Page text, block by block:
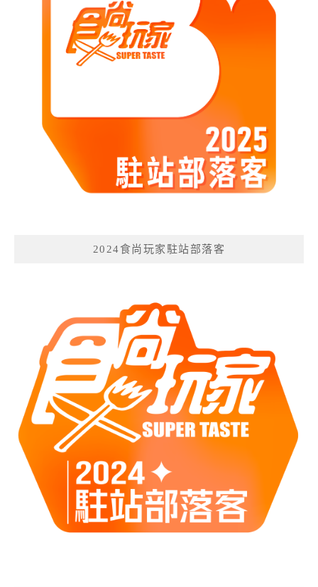
2024食尚玩家駐站部落客